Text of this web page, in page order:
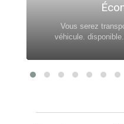
Vous serez
véhicule.